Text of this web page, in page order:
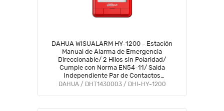
DAHUA WISUALARM HY-1200 - Estación
Manual de Alarma de Emergencia
Direccionable/ 2 Hilos sin Polaridad/
Cumple con Norma EN54-11/ Saida
Independiente Par de Contactos
Normalmente Abiertos/ No incluye base
DAHUA / DHT1430003 / DHI-HY-1200